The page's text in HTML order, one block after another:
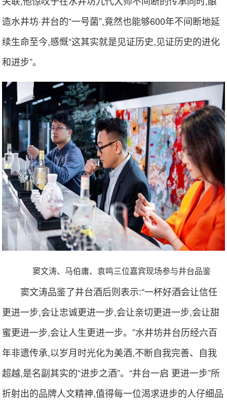
造水井坊·井台的“一号菌”,竟然也能够600年不间断地延
续生命至今,感慨“这其实就是见证历史,见证历史的进化
和进步”。
窦文涛、马伯庸、袁鸣三位嘉宾现场参与井台品鉴
窦文涛品鉴了井台酒后则表示:“一杯好酒会让信任
更进一步,会让忠诚更进一步,会让亲切更进一步,会让甜
蜜更进一步,会让人生更进一步。”水井坊井台历经六百
年非遗传承,以岁月时光化为美酒,不断自我完善、自我
超越,是名副其实的“进步之酒”。“井台一启 更进一步”所
折射出的品牌人文精神,值得每一位渴求进步的人仔细品